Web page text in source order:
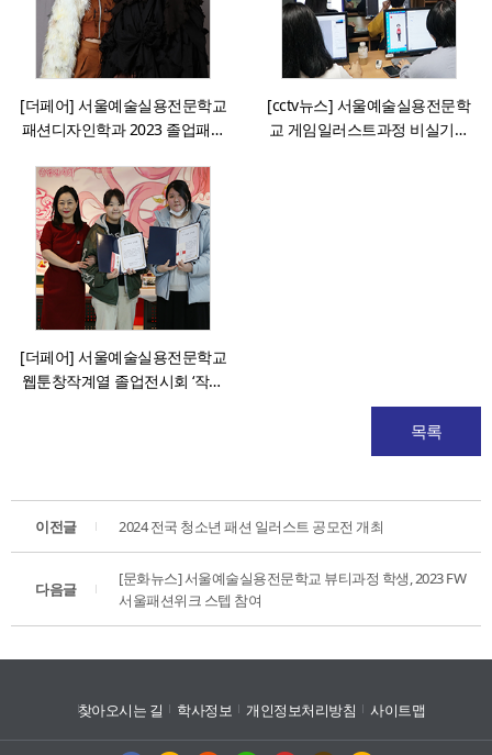
[더페어] 서울예술실용전문학교
패션디자인학과 2023 졸업패션
[cctv뉴스] 서울예술실용전문학
교 게임일러스트과정 비실기전
[더페어] 서울예술실용전문학교
웹툰창작계열 졸업전시회 ‘작약’
목록
이전글 2024 전국 청소년 패션 일러스트 공모전 개최
다음글
[문화뉴스] 서울예술실용전문학교 뷰티과정 학생, 2023 FW
서울패션위크 스텝 참여
찾아오시는 길 학사정보 개인정보처리방침 사이트맵